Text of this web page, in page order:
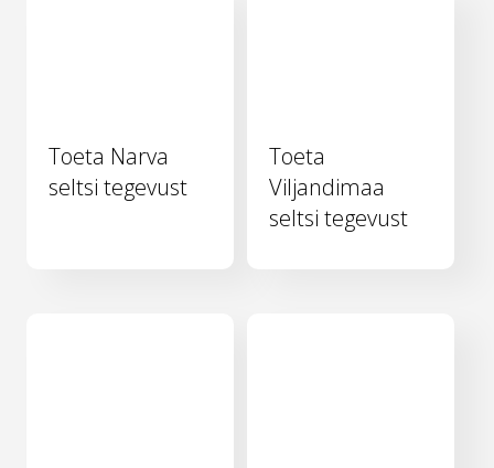
Toeta Narva
seltsi tegevust
Toeta
Viljandimaa
seltsi tegevust